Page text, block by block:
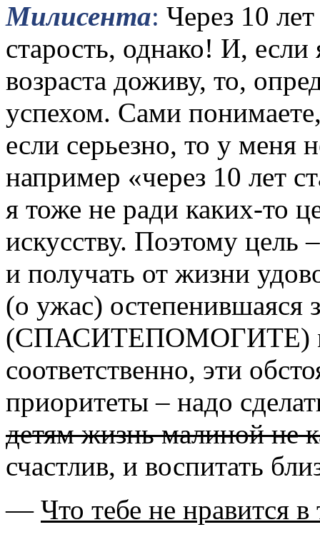
Милисента: Через 10
старость, однако! И, если
возраста доживу, то,
успехом. Сами
если серьезно, то у меня
например «через 10 лет
я тоже не ради каких-то
искусству. Поэтому цель
и получать от жизни
(о ужас)
(СПАСИТЕПОМОГИТЕ)
соответственно, эти
приоритеты – надо
детям жизнь малиной не
счастлив, и воспитать
— Что тебе не нравится в